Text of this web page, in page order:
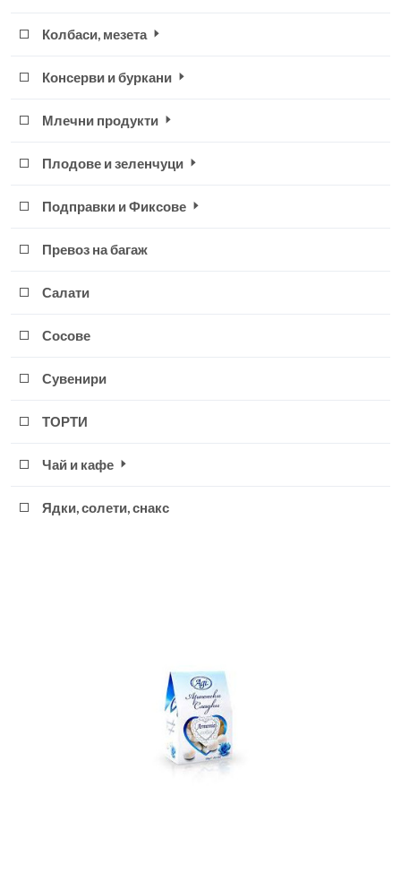
Колбаси, мезета
Консерви и буркани
Млечни продукти
Плодове и зеленчуци
Подправки и Фиксове
Превоз на багаж
Салати
Сосове
Сувенири
ТОРТИ
Чай и кафе
Ядки, солети, снакс